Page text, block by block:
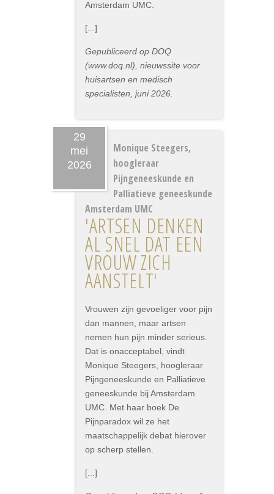
Amsterdam UMC.
[...]
Gepubliceerd op DOQ
(www.doq.nl), nieuwssite voor
huisartsen en medisch
specialisten, juni 2026.
29
mei
2026
Monique Steegers,
hoogleraar
Pijngeneeskunde en
Palliatieve geneeskunde
Amsterdam UMC
'ARTSEN DENKEN
AL SNEL DAT EEN
VROUW ZICH
AANSTELT'
Vrouwen zijn gevoeliger voor pijn
dan mannen, maar artsen
nemen hun pijn minder serieus.
Dat is onacceptabel, vindt
Monique Steegers, hoogleraar
Pijngeneeskunde en Palliatieve
geneeskunde bij Amsterdam
UMC. Met haar boek De
Pijnparadox wil ze het
maatschappelijk debat hierover
op scherp stellen.
[...]